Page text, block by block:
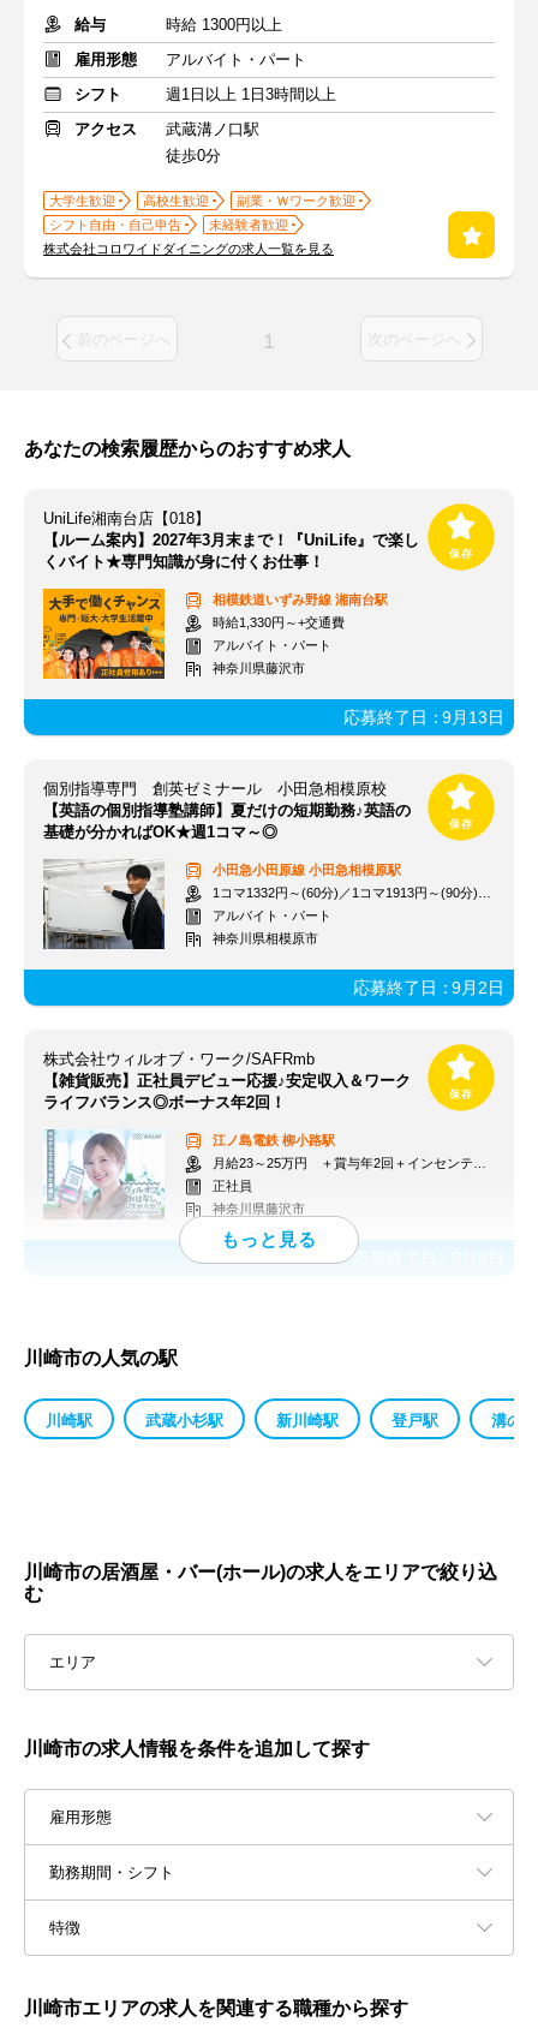
給与
時給 1300円以上
雇用形態
アルバイト・パート
シフト
週1日以上 1日3時間以上
アクセス
武蔵溝ノ口駅
徒歩0分
大学生歓迎 高校生歓迎
副業・Ｗワーク歓迎
シフト自由・自己申告
未経験者歓迎
株式会社コロワイドダイニングの求人一覧を見る
前のページへ 1 次のページへ
あなたの検索履歴からのおすすめ求人
UniLife湘南台店【018】
【ルーム案内】2027年3月末まで！『UniLife』で楽し
くバイト★専門知識が身に付くお仕事！
相模鉄道いずみ野線 湘南台駅
時給1,330円～+交通費
アルバイト・パート
神奈川県藤沢市
応募終了日：9月13日
個別指導専門 創英ゼミナール 小田急相模原校
【英語の個別指導塾講師】夏だけの短期勤務♪英語の
基礎が分かればOK★週1コマ～◎
小田急小田原線 小田急相模原駅
1コマ1332円～(60分)／1コマ1913円～(90分) ※準備報告手当込み
アルバイト・パート
神奈川県相模原市
応募終了日：9月2日
株式会社ウィルオブ・ワーク/SAFRmb
【雑貨販売】正社員デビュー応援♪安定収入＆ワーク
ライフバランス◎ボーナス年2回！
江ノ島電鉄 柳小路駅
月給23～25万円 ＋賞与年2回＋インセンティブ＋交通費
正社員
神奈川県藤沢市
応募終了日：
川崎市の人気の駅
川崎駅 武蔵小杉駅 新川崎駅 登戸駅 溝の
川崎市の居酒屋・バー(ホール)の求人をエリアで絞り込
む
エリア
川崎市の求人情報を条件を追加して探す
雇用形態
勤務期間・シフト
特徴
川崎市エリアの求人を関連する職種から探す